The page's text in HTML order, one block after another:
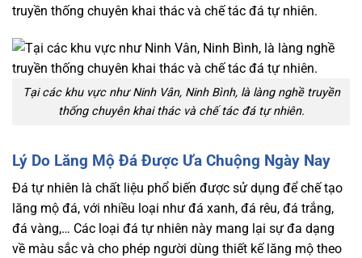
truyền thống chuyên khai thác và chế tác đá tự nhiên.
Tại các khu vực như Ninh Vân, Ninh Bình, là làng nghề truyền
thống chuyên khai thác và chế tác đá tự nhiên.
Lý Do Lăng Mộ Đá Được Ưa Chuộng Ngày Nay
Đá tự nhiên là chất liệu phổ biến được sử dụng để chế tạo
lăng mộ đá, với nhiều loại như đá xanh, đá rêu, đá trắng,
đá vàng,… Các loại đá tự nhiên này mang lại sự đa dạng
về màu sắc và cho phép người dùng thiết kế lăng mộ theo